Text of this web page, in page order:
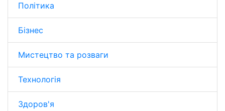
Політика
Бізнес
Мистецтво та розваги
Технологія
Здоров'я